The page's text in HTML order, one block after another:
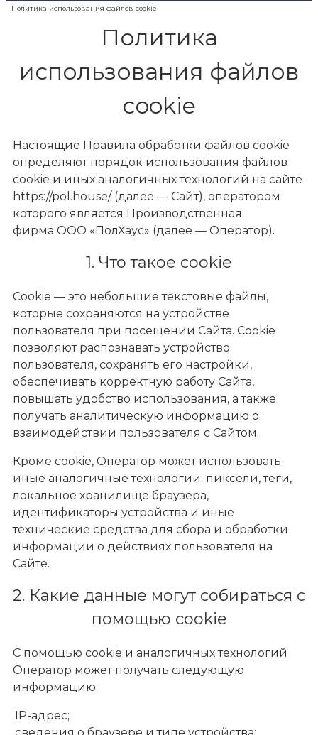
Политика
использования файлов
cookie
Настоящие Правила обработки файлов cookie
определяют порядок использования файлов
cookie и иных аналогичных технологий на сайте
https://pol.house/ (далее — Сайт), оператором
которого является Производственная
фирма ООО «ПолХаус» (далее — Оператор).
1. Что такое cookie
Cookie — это небольшие текстовые файлы,
которые сохраняются на устройстве
пользователя при посещении Сайта. Cookie
позволяют распознавать устройство
пользователя, сохранять его настройки,
обеспечивать корректную работу Сайта,
повышать удобство использования, а также
получать аналитическую информацию о
взаимодействии пользователя с Сайтом.
Кроме cookie, Оператор может использовать
иные аналогичные технологии: пиксели, теги,
локальное хранилище браузера,
идентификаторы устройства и иные
технические средства для сбора и обработки
информации о действиях пользователя на
Сайте.
2. Какие данные могут собираться с
помощью cookie
С помощью cookie и аналогичных технологий
Оператор может получать следующую
информацию:
IP-адрес;